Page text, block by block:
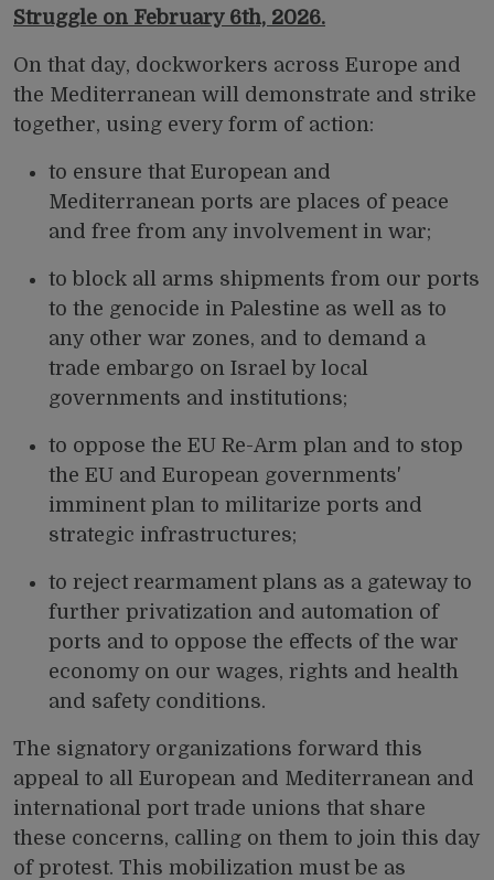
Struggle on February 6th, 2026.
On that day, dockworkers across Europe and
the Mediterranean will demonstrate and strike
together, using every form of action:
to ensure that European and
Mediterranean ports are places of peace
and free from any involvement in war;
to block all arms shipments from our ports
to the genocide in Palestine as well as to
any other war zones, and to demand a
trade embargo on Israel by local
governments and institutions;
to oppose the EU Re-Arm plan and to stop
the EU and European governments'
imminent plan to militarize ports and
strategic infrastructures;
to reject rearmament plans as a gateway to
further privatization and automation of
ports and to oppose the effects of the war
economy on our wages, rights and health
and safety conditions.
The signatory organizations forward this
appeal to all European and Mediterranean and
international port trade unions that share
these concerns, calling on them to join this day
of protest. This mobilization must be as